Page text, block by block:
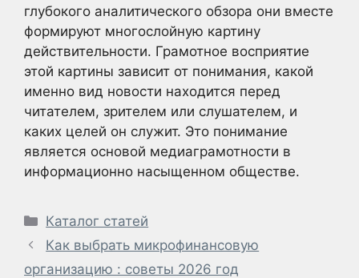
глубокого аналитического обзора они вместе
формируют многослойную картину
действительности. Грамотное восприятие
этой картины зависит от понимания, какой
именно вид новости находится перед
читателем, зрителем или слушателем, и
каких целей он служит. Это понимание
является основой медиаграмотности в
информационно насыщенном обществе.
Рубрики
Каталог статей
Как выбрать микрофинансовую
организацию : советы 2026 год